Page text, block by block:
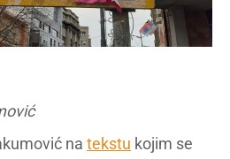
na tekstu kojim se